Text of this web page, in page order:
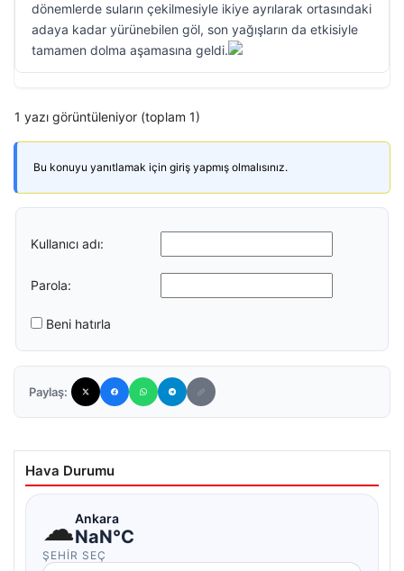
dönemlerde suların çekilmesiyle ikiye ayrılarak ortasındaki
adaya kadar yürünebilen göl, son yağışların da etkisiyle
tamamen dolma aşamasına geldi.
1 yazı görüntüleniyor (toplam 1)
Bu konuyu yanıtlamak için giriş yapmış olmalısınız.
Kullanıcı adı:
Parola:
Beni hatırla
Paylaş:
Hava Durumu
☁Ankara
NaN°C
ŞEHIR SEÇ